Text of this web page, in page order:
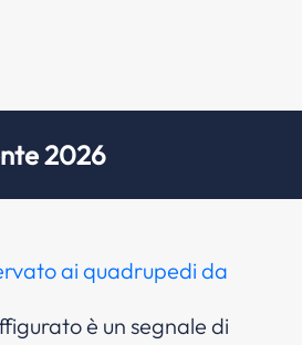
2026
ai quadrupedi da
è un segnale di